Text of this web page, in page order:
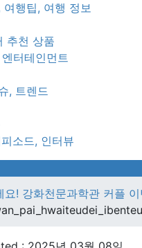
여행팁, 여행 정보
추천 상품
터테인먼트
, 트렌드
소드, 인터뷰
요! 강화천문과학관 커플